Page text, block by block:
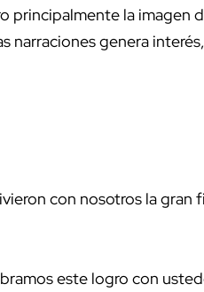
principalmente la imagen
narraciones genera
con nosotros la gran
este logro con